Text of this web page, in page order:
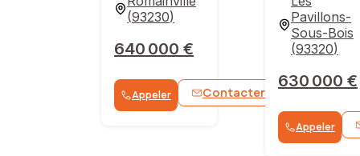
(93230)
640 000 €
Appeler Contacter
Pavillons-
Sous-Bois
(93320)
630 000 €
Appeler